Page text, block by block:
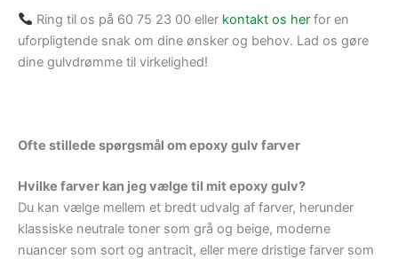
Ring til os på 60 75 23 00 eller kontakt os herfor en
uforpligtende snak om dine ønsker og behov. Lad os gøre
dine gulvdrømme til virkelighed!
Ofte stillede spørgsmål om epoxy gulv farver
Hvilke farver kan jeg vælge til mit epoxy gulv?
Du kan vælge mellem et bredt udvalg af farver, herunder
klassiske neutrale toner som grå og beige, moderne
nuancer som sort og antracit, eller mere dristige farver som